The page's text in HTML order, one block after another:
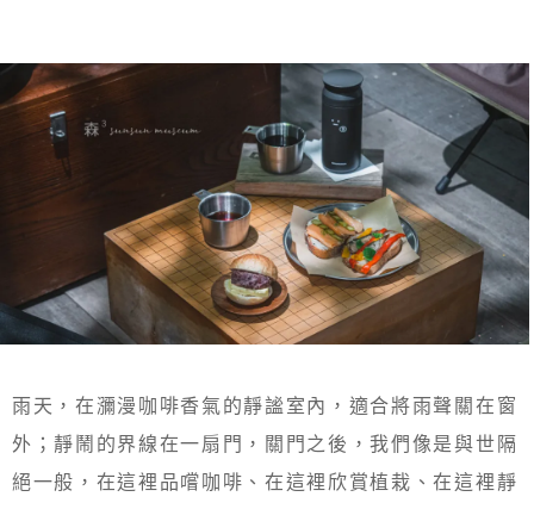
雨天，在瀰漫咖啡香氣的靜謐室內，適合將雨聲關在窗
外；靜鬧的界線在一扇門，關門之後，我們像是與世隔
絕一般，在這裡品嚐咖啡、在這裡欣賞植栽、在這裡靜